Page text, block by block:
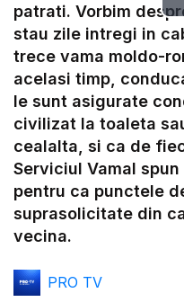
patrati. Vorbim
stau zile intregi in
trece vama moldo-
acelasi timp,
le sunt asigurate
civilizat la toaleta
cealalta, si ca de
Serviciul Vamal
pentru ca punctele
suprasolicitate din
vecina.
PRO TV